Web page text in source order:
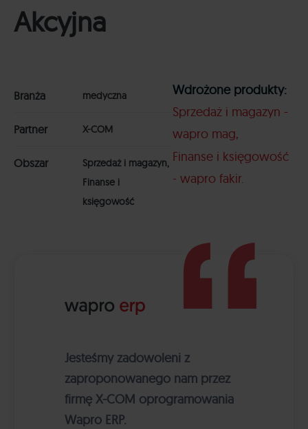
Akcyjna
Branża medyczna
Partner X-COM
Obszar
Sprzedaż i magazyn,
Finanse i
księgowość
Wdrożone produkty:
Sprzedaż i magazyn -
wapro mag
Finanse i księgowość
- wapro fakir
Jesteśmy zadowoleni z
zaproponowanego nam przez
firmę X-COM oprogramowania
Wapro ERP.